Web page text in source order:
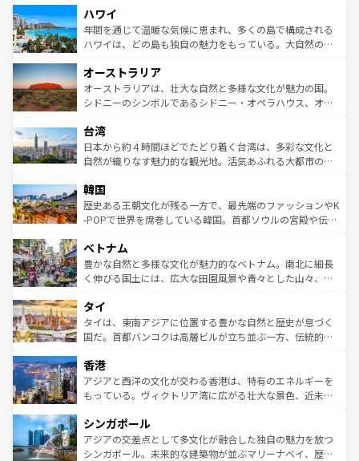
ば市内交通費無料で観光を楽しむこともできる。 なお、新
着のスイス情報はコンテンツ一覧 を参照してほしい。
のような巨大都市は、観光、ショッピング、エンターテイ
ンメントが詰まった刺激的なスポットだ。一方、アメリカ
西部には大自然が広がり、グランドキャニオンやイエロー
部のニューオーリンズでは、音楽と美食が融合した独特の
文化が魅力。旅行者はアメリカの各地域で異なる魅力を楽
しみながら、その多様性と豊かな歴史を感じることができ
ならではの贅沢な旅のスタイルだ。 なお、新着のアメリカ
情報はコンテンツ一覧を参照してほしい。
ハワイ
年間を通じて温暖な気候に恵まれ、多くの島で構成される
ハワイは、どの島も独自の魅力をもっている。大自然の神
ワイ島は見逃せない。また、定番の観光地といえばオアフ
島だが、静かな自然を求めるならマウイ島やカウアイ島が
おすすめ。エメラルドグリーンに輝く海をはじめ、豊かな
れるおもてなしの心で訪れる人々を迎えてくれるハワイの
人々、おいしいローカルフードやハワイアンミュージッ
ク、伝統的なフラダンスなど、すべてがハワイの魅力を彩
ワイを、存分に味わってほしい。 なお、新着のハワイ情報
はコンテンツ一覧を参照してほしい。
オーストラリア
オーストラリアは、壮大な自然と多様な文化が魅力の国。
シドニーのシンボルであるシドニー・オペラハウス、オー
リアリーフや大陸中央部にそびえるウルル（エアーズロッ
ク）、タスマニアの美しい原生林やケアンズの熱帯雨林な
ど、見どころがたくさん。また、カフェやワイン、オージ
いる。アクティビティも充実しており、サーフィンやダイ
ビング、ハイキングなど、アウトドア好きにはたまらな
い。オーストラリアの多彩な魅力を存分に味わいつくそ
参照してほしい。
台湾
日本から約４時間ほどでたどり着く台湾は、多彩な文化と
自然が織りなす魅力的な観光地。活気あふれる大都市の台
ン）、静ひつな山岳地帯である台湾東部など、都市の喧騒
と山間の静けさが共存しており、訪れる人に新しい発見と
驚きをもたらしてくれる。また、奥深い台湾の食文化も魅
容にもいいと評判のスイーツなど、バラエティ豊かな料理
が味わえる。 なお、新着の台湾情報は コンテンツ一覧を参
照してほしい。
韓国
歴史ある王朝文化が残る一方で、最先端のファッションやK
-POPで世界を席巻している韓国。首都ソウルの宮殿や伝統
き、地方に足を延ばせば四季折々の自然美を楽しむことが
できる。そして、キムチや焼肉、絶品のストリートフード
まで、さまざまな韓国料理が待っている。夜には、韓国な
リティに包まれながら、韓国の多彩な魅力を心ゆくまで味
わってみてほしい。 なお、新着の韓国情報はコンテンツ一
覧を参照してほしい。
ベトナム
豊かな自然と多様な文化が魅力的なベトナム。南北に細長
く伸びる国土には、広大な田園風景や青々とした山々、世
急速な発展と共に伝統が息づく。ハノイの古い町並みやホ
ーチミン市のフランス統治時代の建物も、独特の雰囲気を
醸し出している。また、バラエティの豊かさとおいしさで
とつ。フォーやバインミー、ベトナムコーヒーなどは、ぜ
ひ現地で味わいたい。どの地域を訪れてもあたたかい人々
が旅行者を迎えてくれるので、きっと忘れられない旅にな
参照してほしい。
タイ
タイは、東南アジアに位置する豊かな自然と歴史が息づく
国だ。首都バンコクは高層ビルが立ち並ぶ一方、伝統的な
の活気が交差している。北部ではチェンマイなどの山岳地
帯で自然と触れ合い、南部ではプーケットやクラビの美し
いビーチでリゾート気分を楽しむことができる。タイ料理
激する。気候は一年中温暖で、どの季節にも異なる楽しみ
が待っている。親しみやすいタイの人々、仏教を中心とし
た文化、そして多様な観光資源が、訪れる旅人を魅了し続
香港
アジアと西洋の文化が交わる香港は、特有のエネルギーを
もっている。ヴィクトリア湾に広がる壮大な景色、近未来
み、どこを訪れても感動するはず。観光スポットが密集し
ており、効率よく見どころを回れるのも魅力。息をのむよ
うな絶景から文化的な体験まで、香港を存分に楽しみ尽く
シンガポール
アジアの交差点として多文化が融合した独自の魅力を放つ
シンガポール。未来的な建築物が並ぶマリーナベイ、歴史